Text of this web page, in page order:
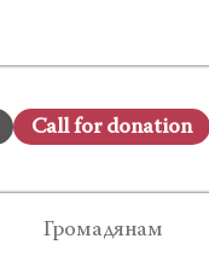
Сall for donation
Громадянам